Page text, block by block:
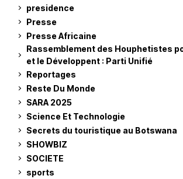
presidence
Presse
Presse Africaine
Rassemblement des Houphetistes
et le Développent : Parti Unifié
Reportages
Reste Du Monde
SARA 2025
Science Et Technologie
Secrets du touristique au Botswana
SHOWBIZ
SOCIETE
sports